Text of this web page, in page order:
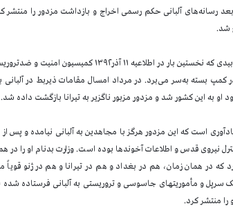
بعد رسانه‌های آلبانی حکم رسمی اخراج و بازداشت مزدور را منتشر
شد.
کمپ بسته به‌سر می‌برد. در مرداد امسال مقامات ذیربط در
او به این کشور شد و مزدور مزبور ناگزیر به تیرانا بازگشت داده شد.
که در همان زمان، هم در بغداد و هم در تیرانا و هم در ژنو
را منتشر کرد.